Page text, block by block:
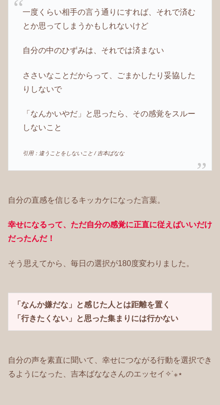
一度くらい相手の言う通りにすれば、それで済む
とか思ってしまうかもしれないけど
自分の中のひずみは、それでは済まない
ささいなことだからって、ごまかしたり妥協した
りしないで
「なんかいやだ」と思ったら、その感覚をスルー
しないこと
引用：違うことをしないこと / 吉本ばなな
自分の直感を信じるキッカケになった言葉。
幸せになるって、ただ自分の感覚に正直に従えばいいだけ
だったんだ！
そう思えてから、毎日の選択が180度変わりました。
「なんか嫌だな」と感じた人とは距離を置く
「行きたくない」と思った集まりには行かない
自分の声を素直に聞いて、幸せにつながる行動を選択でき
るようになった、吉本ばななさんのエッセイ✧˙⁎⋆